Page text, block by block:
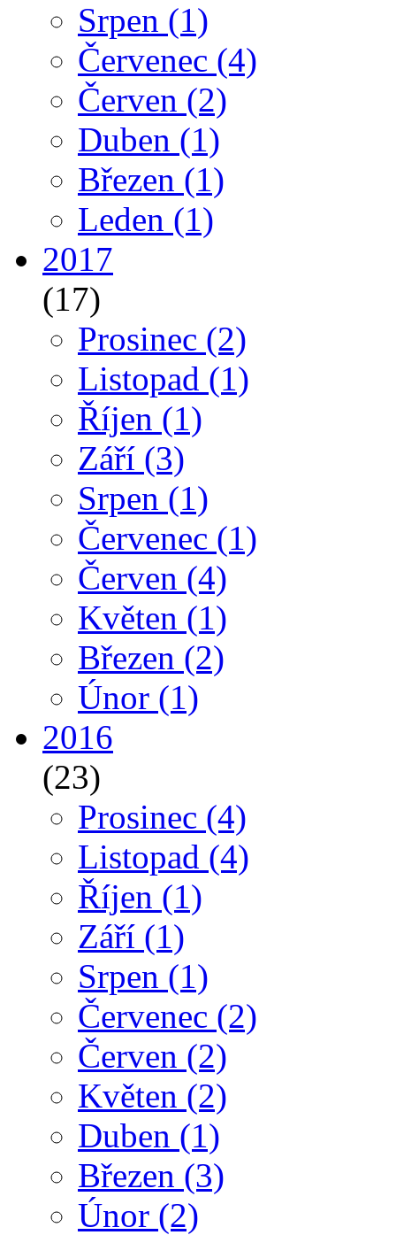
Srpen (1)
Červenec (4)
Červen (2)
Duben (1)
Březen (1)
Leden (1)
2017
(17)
Prosinec (2)
Listopad (1)
Říjen (1)
Září (3)
Srpen (1)
Červenec (1)
Červen (4)
Květen (1)
Březen (2)
Únor (1)
2016
(23)
Prosinec (4)
Listopad (4)
Říjen (1)
Září (1)
Srpen (1)
Červenec (2)
Červen (2)
Květen (2)
Duben (1)
Březen (3)
Únor (2)